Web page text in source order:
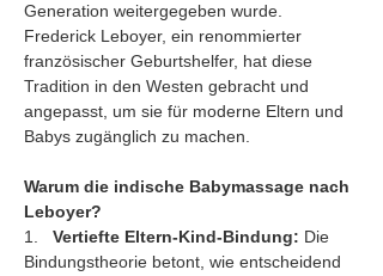
Generation weitergegeben wurde.
Frederick Leboyer, ein renommierter
französischer Geburtshelfer, hat diese
Tradition in den Westen gebracht und
angepasst, um sie für moderne Eltern und
Babys zugänglich zu machen.
Warum die indische Babymassage nach
Leboyer?
1. Vertiefte Eltern-Kind-Bindung: Die
Bindungstheorie betont, wie entscheidend